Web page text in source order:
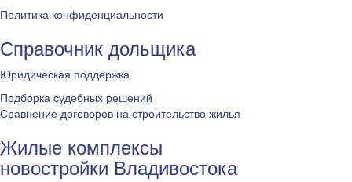
Политика конфиденциальности
Справочник дольщика
Юридическая поддержка
Подборка судебных решений
Сравнение договоров на строительство жилья
Жилые комплексы
новостройки Владивостока